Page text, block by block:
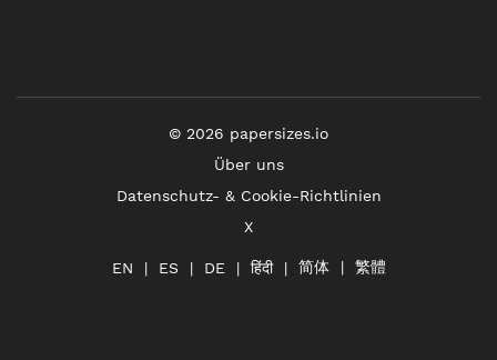
© 2026 papersizes.io
Über uns
Datenschutz- & Cookie-Richtlinien
X
EN ES DE हिंदी 简体 繁體